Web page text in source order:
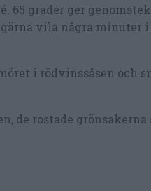
65 grader ger
vila några minuter
i rödvinssåsen och
de rostade grönsakerna